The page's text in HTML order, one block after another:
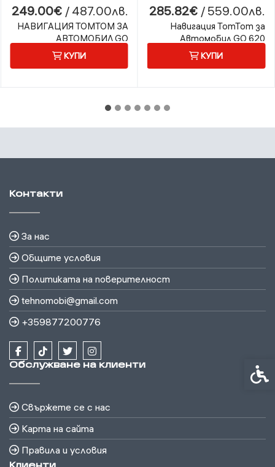
249.00€ / 487.00лв.
НАВИГАЦИЯ TOMTOM ЗА
АВТОМОБИЛ GO
ADVANCED 6
КУПИ
285.82€ / 559.00лв.
Навигация TomTom за
Автомобил GO 620
КУПИ
Контакти
За нас
Общите условия
Политиката на поверителност
tehnomobi@gmail.com
+359877200776
Обслужване на клиенти
Свържете се с нас
Карта на сайта
Правила и условия